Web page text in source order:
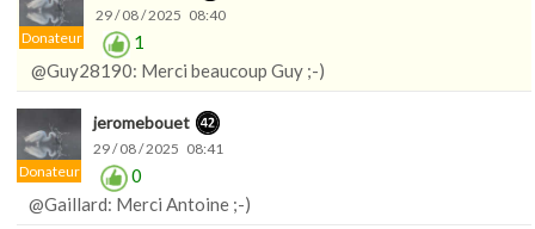
Donateur
29 / 08 / 2025 08:40
1
@Guy28190: Merci beaucoup Guy ;-)
Donateur
jeromebouet
29 / 08 / 2025 08:41
0
@Gaillard: Merci Antoine ;-)